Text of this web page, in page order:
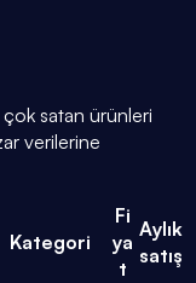
satan ürünleri
verilerine
Kategori
Fi
ya
t
Aylık
satış